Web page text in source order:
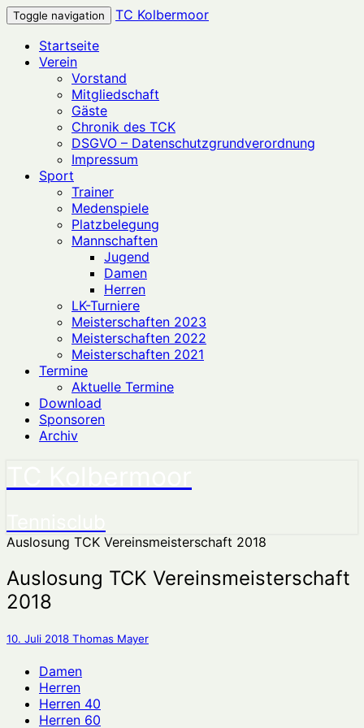
Toggle navigation
TC Kolbermoor
Startseite
Verein
Vorstand
Mitgliedschaft
Gäste
Chronik des TCK
DSGVO – Datenschutzgrundverordnung
Impressum
Sport
Trainer
Medenspiele
Platzbelegung
Mannschaften
Jugend
Damen
Herren
LK-Turniere
Meisterschaften 2023
Meisterschaften 2022
Meisterschaften 2021
Termine
Aktuelle Termine
Download
Sponsoren
Archiv
Auslosung TCK Vereinsmeisterschaft 2018
Auslosung TCK Vereinsmeisterschaft
2018
10. Juli 2018 Thomas Mayer
Damen
Herren
Herren 40
Herren 60